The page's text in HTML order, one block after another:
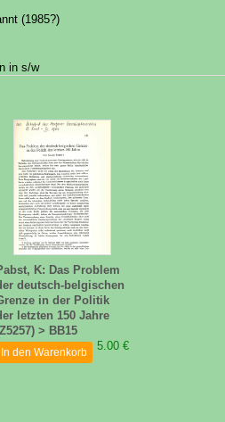
(1985?)
in s/w
K: Das Problem
deutsch-belgischen
in der Politik
letzten 150 Jahre
> BB15
5.00 €
In den Warenkorb